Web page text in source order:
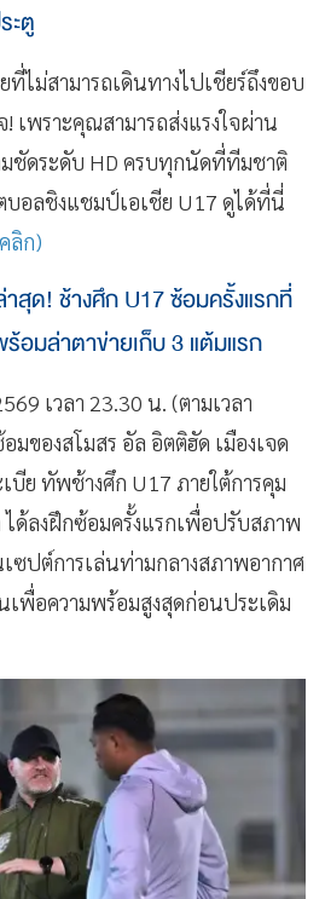
ะตู
ไม่สามารถเดินทางไปเชียร์ถึงขอบ
! เพราะคุณสามารถส่งแรงใจผ่าน
ชัดระดับ HD ครบทุกนัดที่ทีมชาติ
อลชิงแชมป์เอเชีย U17 ดูได้ที่นี่
ลิก)
สุด! ช้างศึก U17 ซ้อมครั้งแรกที่
มล่าตาข่ายเก็บ 3 แต้มแรก
เวลา 23.30 น. (ตามเวลา
ของสโมสร อัล อิตติฮัด เมืองเจด
บีย ทัพช้างศึก U17 ภายใต้การคุม
ได้ลงฝึกซ้อมครั้งแรกเพื่อปรับสภาพ
ซปต์การเล่นท่ามกลางสภาพอากาศ
เพื่อความพร้อมสูงสุดก่อนประเดิม